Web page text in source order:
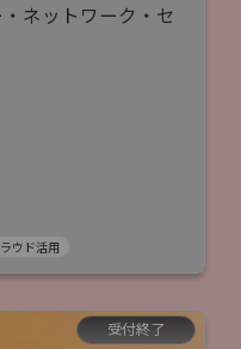
ネットワーク・セ
ウド活用
受付終了